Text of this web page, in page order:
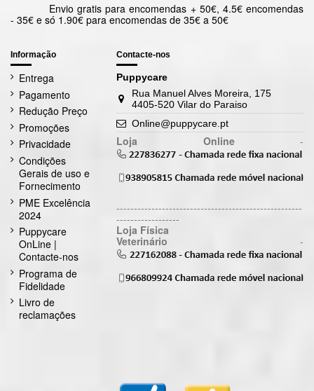
Envio gratis para encomendas + 50€, 4.5€ encomendas
- 35€ e só 1.90€ para encomendas de 35€ a 50€
Informação
Entrega
Pagamento
Redução Preço
Promoções
Privacidade
Condições
Gerais de uso e
Fornecimento
PME Excelência
2024
Puppycare
OnLine |
Contacte-nos
Programa de
Fidelidade
Livro de
reclamações
Contacte-nos
Puppycare
Rua Manuel Alves Moreira, 175
4405-520 Vilar do Paraiso
Online@puppycare.pt
Loja Online -
-----------------------------------------------------
------------------
Loja Física
Veterinário -